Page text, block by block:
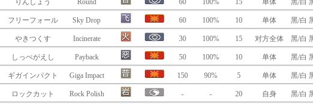
りんしょう Round 60 100% 15 单体 黑/白
フリーフォール Sky Drop 60 100% 10 单体 黑/白
やきつくす Incinerate 30 100% 15 对方全体 黑/白
しっぺがえし Payback 50 100% 10 单体 黑/白
ギガインパクト Giga Impact 150 90% 5 单体 黑/白
ロックカット Rock Polish - - 20 自身 黑/白